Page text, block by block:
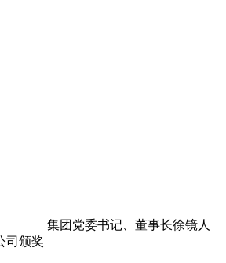
记、董事长徐镜人
司颁奖